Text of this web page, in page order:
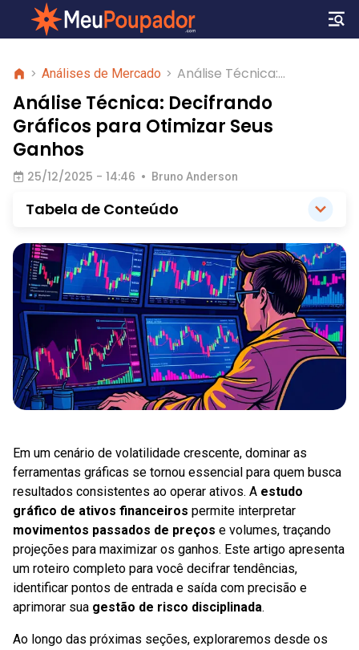
> Análises de Mercado > Análise Técnica:
Decifrando Gráficos para
Otimizar Seus Ganhos
Análise Técnica: Decifrando
Gráficos para Otimizar Seus
Ganhos
25/12/2025 - 14:46 • Bruno Anderson
Tabela de Conteúdo
Em um cenário de volatilidade crescente, dominar as
ferramentas gráficas se tornou essencial para quem busca
resultados consistentes ao operar ativos. A estudo
gráfico de ativos financeiros permite interpretar
movimentos passados de preços e volumes, traçando
projeções para maximizar os ganhos. Este artigo apresenta
um roteiro completo para você decifrar tendências,
identificar pontos de entrada e saída com precisão e
aprimorar sua gestão de risco disciplinada.
Ao longo das próximas seções, exploraremos desde os